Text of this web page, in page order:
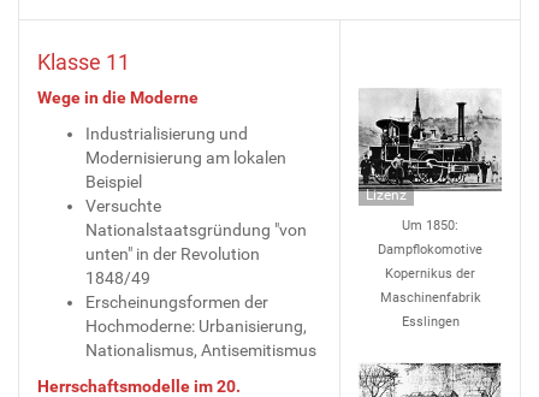
Klasse 11
Wege in die Moderne
Industrialisierung und
Modernisierung am lokalen
Beispiel
Versuchte
Nationalstaatsgründung "von
unten" in der Revolution
1848/49
Erscheinungsformen der
Hochmoderne: Urbanisierung,
Nationalismus, Antisemitismus
Herrschaftsmodelle im 20.
Lizenz
Um 1850:
Dampflokomotive
Kopernikus der
Maschinenfabrik
Esslingen